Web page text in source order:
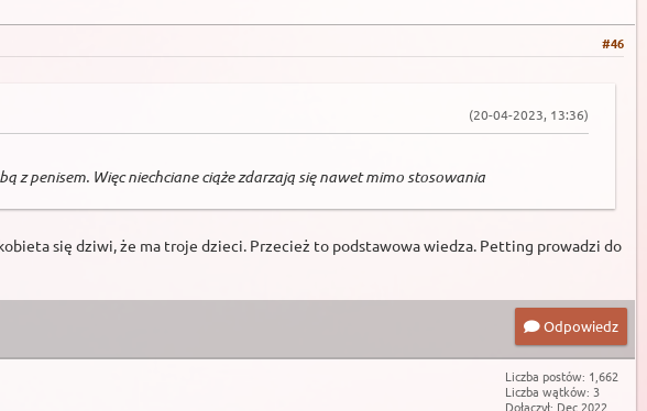
#46
(20-04-2023, 13:36)
z penisem. Więc niechciane ciąże zdarzają się nawet mimo stosowania
się dziwi, że ma troje dzieci. Przecież to podstawowa wiedza. Petting prowadzi do
Odpowiedz
Liczba postów: 1,662
Liczba wątków: 3
Dołączył: Dec 2022